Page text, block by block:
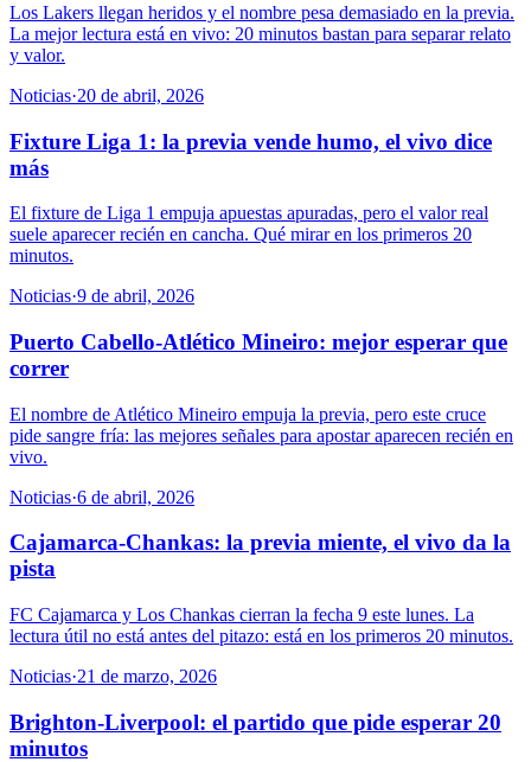
Los Lakers llegan heridos y el nombre pesa demasiado en la previa.
La mejor lectura está en vivo: 20 minutos bastan para separar relato
y valor.
Noticias·20 de abril, 2026
Fixture Liga 1: la previa vende humo, el vivo dice
más
El fixture de Liga 1 empuja apuestas apuradas, pero el valor real
suele aparecer recién en cancha. Qué mirar en los primeros 20
minutos.
Noticias·9 de abril, 2026
Puerto Cabello-Atlético Mineiro: mejor esperar que
correr
El nombre de Atlético Mineiro empuja la previa, pero este cruce
pide sangre fría: las mejores señales para apostar aparecen recién en
vivo.
Noticias·6 de abril, 2026
Cajamarca-Chankas: la previa miente, el vivo da la
pista
FC Cajamarca y Los Chankas cierran la fecha 9 este lunes. La
lectura útil no está antes del pitazo: está en los primeros 20 minutos.
Noticias·21 de marzo, 2026
Brighton-Liverpool: el partido que pide esperar 20
minutos